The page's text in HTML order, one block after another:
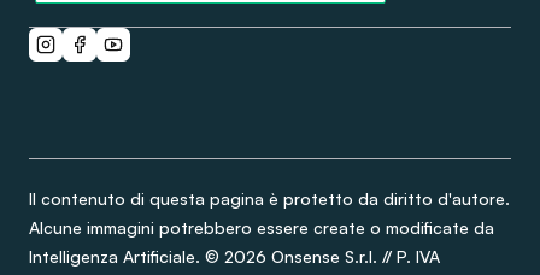
Il contenuto di questa pagina è protetto da diritto d'autore.
Alcune immagini potrebbero essere create o modificate da
Intelligenza Artificiale. © 2026 Onsense S.r.l. // P. IVA